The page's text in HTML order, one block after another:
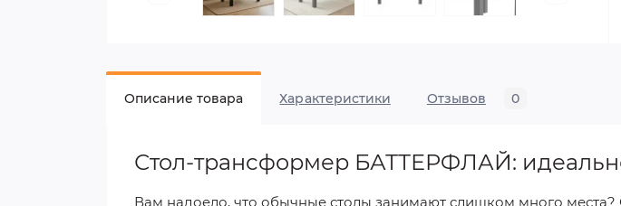
Описание товара Характеристики Отзывов 0
Стол-трансформер БАТТЕРФЛАЙ:
Вам надоело, что обычные столы занимают слишком много